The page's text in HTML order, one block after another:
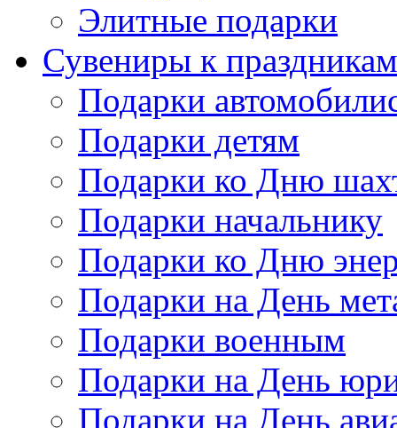
Элитные подарки
Сувениры к праздникам
Подарки
Подарки детям
Подарки ко Дню
Подарки начальнику
Подарки ко Дню
Подарки на День
Подарки военным
Подарки на День
Подарки на День